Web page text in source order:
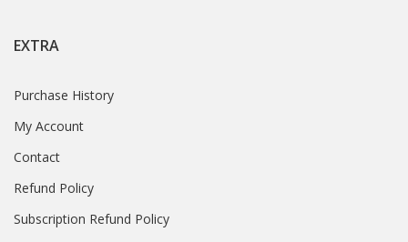
EXTRA
Purchase History
My Account
Contact
Refund Policy
Subscription Refund Policy